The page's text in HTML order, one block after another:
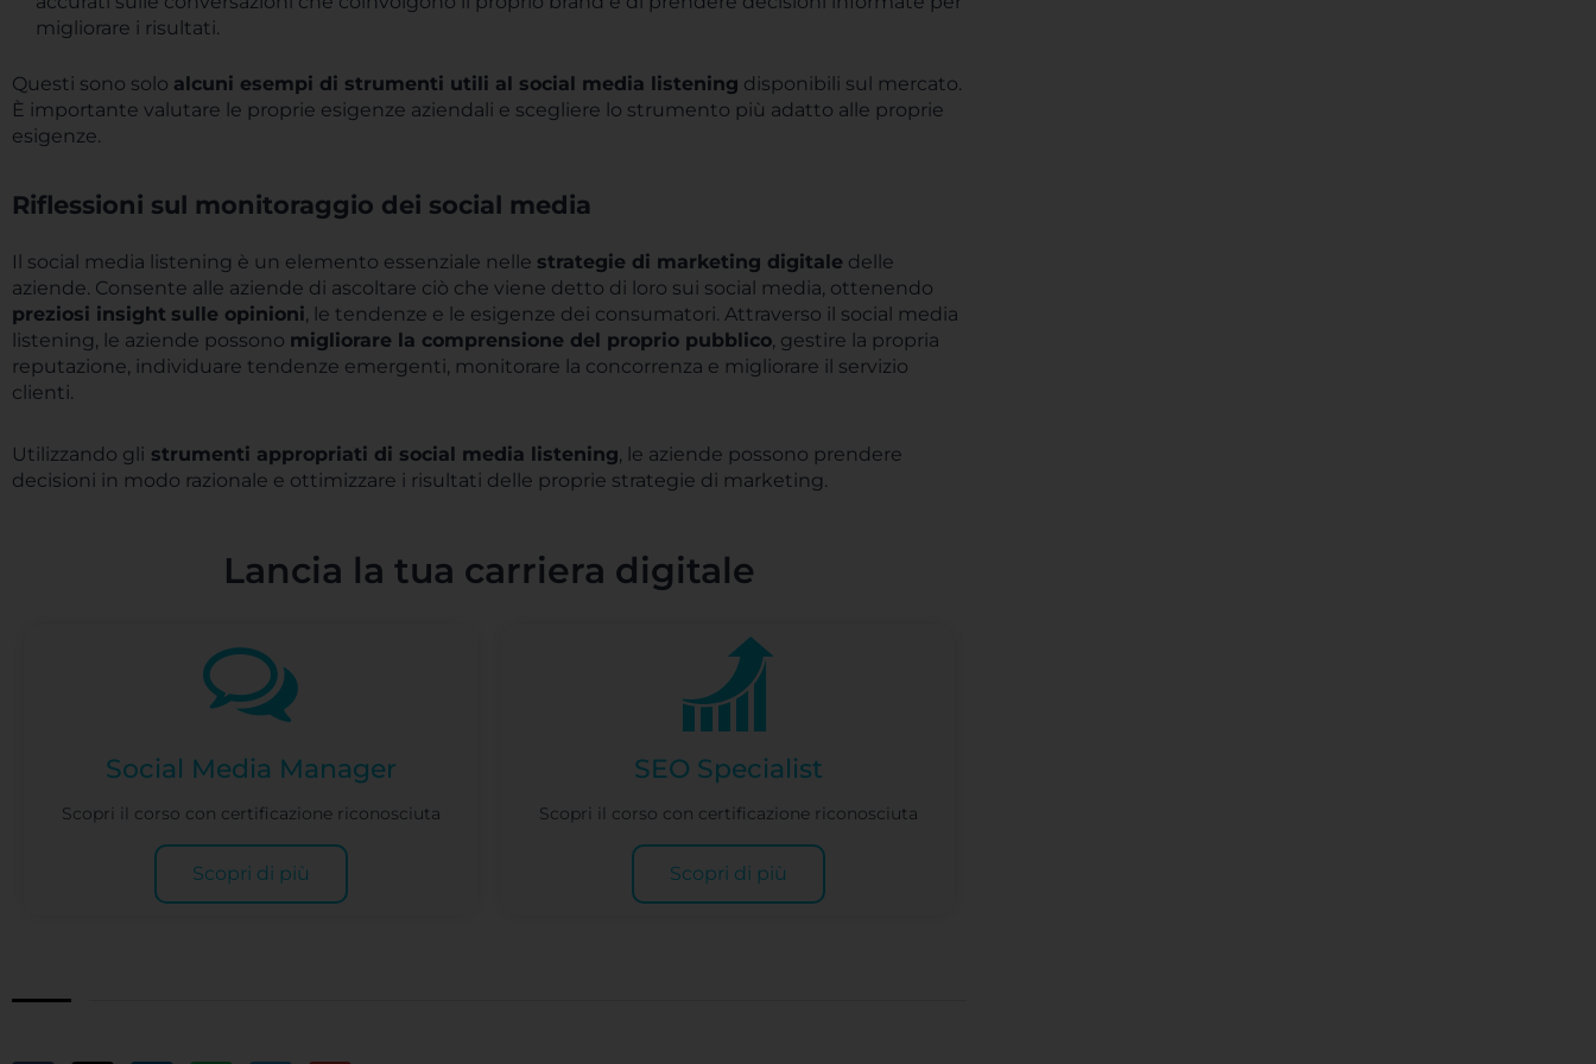
migliorare i risultati.
Questi sono solo alcuni esempi di strumenti utili al social media listening disponibili sul mercato.
È importante valutare le proprie esigenze aziendali e scegliere lo strumento più adatto alle proprie
esigenze.
Riflessioni sul monitoraggio dei social media
Il social media listening è un elemento essenziale nelle strategie di marketing digitale delle
aziende. Consente alle aziende di ascoltare ciò che viene detto di loro sui social media, ottenendo
preziosi insight sulle opinioni, le tendenze e le esigenze dei consumatori. Attraverso il social media
listening, le aziende possono migliorare la comprensione del proprio pubblico, gestire la propria
reputazione, individuare tendenze emergenti, monitorare la concorrenza e migliorare il servizio
clienti.
Utilizzando gli strumenti appropriati di social media listening, le aziende possono prendere
decisioni in modo razionale e ottimizzare i risultati delle proprie strategie di marketing.
Lancia la tua carriera digitale
Social Media Manager
Scopri il corso con certificazione riconosciuta
Scopri di più
SEO Specialist
Scopri il corso con certificazione riconosciuta
Scopri di più